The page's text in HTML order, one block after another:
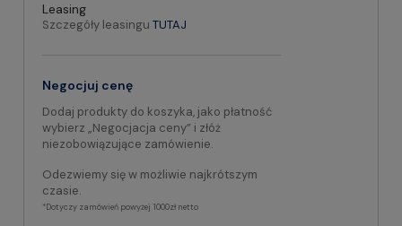
Leasing
Szczegóły leasingu TUTAJ
Negocjuj cenę
Dodaj produkty do koszyka, jako płatność
wybierz „Negocjacja ceny” i złóż
niezobowiązujące zamówienie.
Odezwiemy się w możliwie najkrótszym
czasie.
*Dotyczy zamówień powyżej 1000zł netto